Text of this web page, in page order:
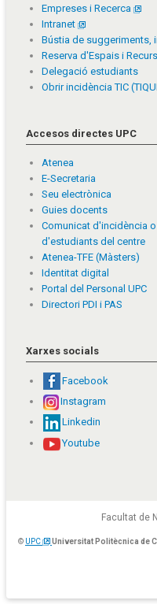
Empreses i Recerca
Intranet
Bústia de
Reserva d'Espais i
Delegació estudiants
Obrir incidència TIC
Accesos directes UPC
Atenea
E-Secretaria
Seu electrònica
Guies docents
Comunicat d'incidència
d'estudiants del centre
Atenea-TFE (Màsters)
Identitat digital
Portal del Personal UPC
Directori PDI i PAS
Xarxes socials
Facebook
Instagram
Linkedin
Youtube
Facultat de
© UPC Universitat Politècnica de